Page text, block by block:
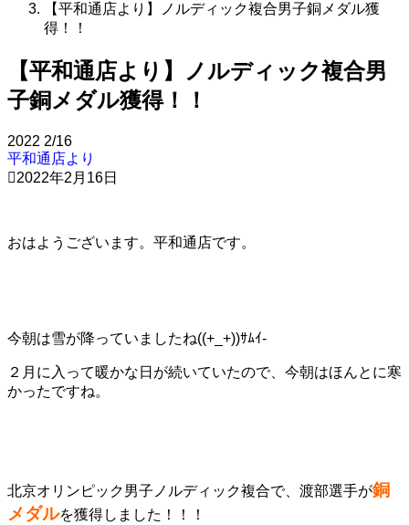
【平和通店より】ノルディック複合男子銅メダル獲
得！！
【平和通店より】ノルディック複合男
子銅メダル獲得！！
2022 2/16
平和通店より
2022年2月16日
おはようございます。平和通店です。
今朝は雪が降っていましたね((+_+))ｻﾑｲ-
２月に入って暖かな日が続いていたので、今朝はほんとに寒
かったですね。
北京オリンピック男子ノルディック複合で、渡部選手が銅
メダルを獲得しました！！！